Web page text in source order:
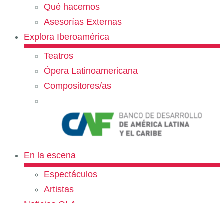
Qué hacemos
Asesorías Externas
Explora Iberoamérica
Teatros
Ópera Latinoamericana
Compositores/as
En la escena
Espectáculos
Artistas